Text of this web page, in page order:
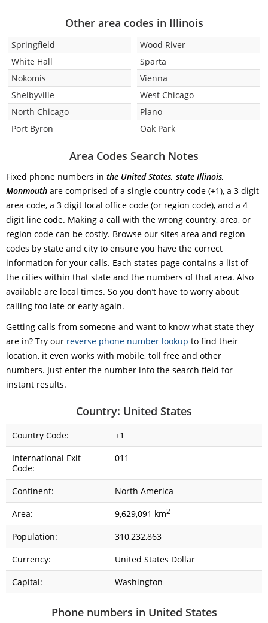
Other area codes in Illinois
Springfield
White Hall
Nokomis
Shelbyville
North Chicago
Port Byron
Wood River
Sparta
Vienna
West Chicago
Plano
Oak Park
Area Codes Search Notes
Fixed phone numbers in the United States, state Illinois,
Monmouth are comprised of a single country code (+1), a 3 digit
area code, a 3 digit local office code (or region code), and a 4
digit line code. Making a call with the wrong country, area, or
region code can be costly. Browse our sites area and region
codes by state and city to ensure you have the correct
information for your calls. Each states page contains a list of
the cities within that state and the numbers of that area. Also
available are local times. So you don’t have to worry about
calling too late or early again.
Getting calls from someone and want to know what state they
are in? Try our reverse phone number lookup to find their
location, it even works with mobile, toll free and other
numbers. Just enter the number into the search field for
instant results.
Country: United States
Country Code:
+1
International Exit
Code:
011
Continent:
North America
Area:
9,629,091 km2
Population:
310,232,863
Currency:
United States Dollar
Capital:
Washington
Phone numbers in United States